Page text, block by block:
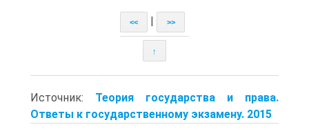
<< >>
↑
Источник: Теория государства и права.
Ответы к государственному экзамену. 2015